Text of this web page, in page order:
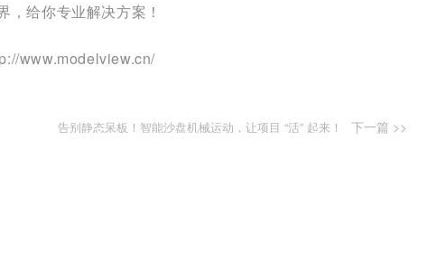
给你专业解决方案！
www.modelview.cn/
告别静态呆板！智能沙盘机械运动，让项目 “活” 起来！ 下一篇 >>